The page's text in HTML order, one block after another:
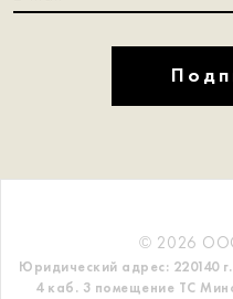
© 2026
Юридический адрес: 220140
4 каб. 3 помещение ТС